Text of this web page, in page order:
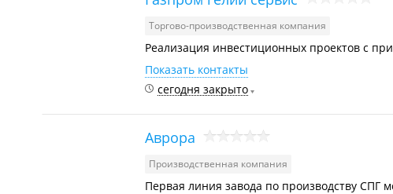
Торгово-производственная компания
Реализация инвестиционных проектов с
Показать контакты
сегодня закрыто
Аврора
Производственная компания
Первая линия завода по производству СПГ